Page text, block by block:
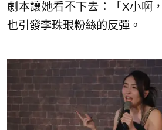
劇本讓她看不下去：「X小啊
也引發李珠珢粉絲的反彈。